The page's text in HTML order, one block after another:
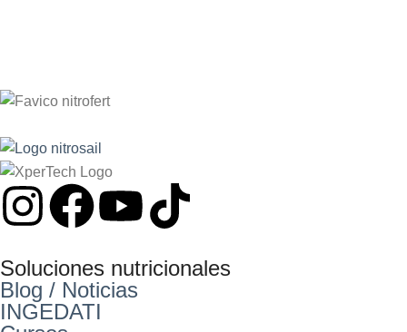
Soluciones nutricionales
Blog / Noticias
INGEDATI